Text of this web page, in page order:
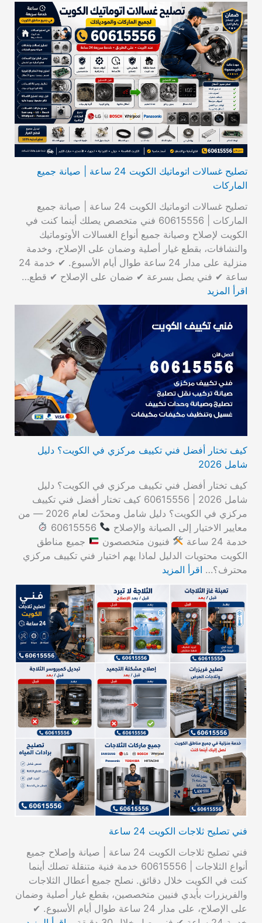
تصليح غسالات اتوماتيك الكويت 24 ساعة | صيانة جميع
الماركات
تصليح غسالات اتوماتيك الكويت 24 ساعة | صيانة جميع
الماركات | 60615556 فني متخصص يصلك أينما كنت في
الكويت لإصلاح وصيانة جميع أنواع الغسالات الأوتوماتيك
والنشافات، بقطع غيار أصلية وضمان على الإصلاح، وخدمة
منزلية على مدار 24 ساعة طوال أيام الأسبوع. ✔ خدمة 24
ساعة ✔ فني يصل بسرعة ✔ ضمان على الإصلاح ✔ قطع…
اقرأ المزيد
كيف تختار أفضل فني تكييف مركزي في الكويت؟ دليل
شامل 2026
كيف تختار أفضل فني تكييف مركزي في الكويت؟ دليل
شامل 2026 | 60615556 كيف تختار أفضل فني تكييف
مركزي في الكويت؟ دليل شامل ومحدّث لعام 2026 — من
معايير الاختيار إلى الصيانة والإصلاح
خدمة 24 ساعة
فنيون متخصصون
جميع مناطق
الكويت محتويات الدليل لماذا يهم اختيار فني تكييف مركزي
محترف؟… اقرأ المزيد
فني تصليح ثلاجات الكويت 24 ساعة
فني تصليح ثلاجات الكويت 24 ساعة | صيانة وإصلاح جميع
أنواع الثلاجات | 60615556 خدمة فنية متنقلة تصلك أينما
كنت في الكويت خلال دقائق. نصلح جميع أعطال الثلاجات
والفريزرات بأيدي فنيين متخصصين، بقطع غيار أصلية وضمان
على الإصلاح، على مدار 24 ساعة طوال أيام الأسبوع. ✔